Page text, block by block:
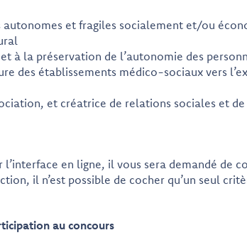
autonomes et fragiles socialement et/ou
à la préservation de l’autonomie des
des établissements médico-sociaux vers
et créatrice de relations sociales et
en ligne, il vous sera demandé de
il n’est possible de cocher qu’un seul
au concours